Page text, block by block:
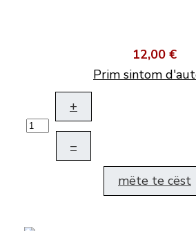
12,00 €
Prim sintom
+
–
mëte te cëst